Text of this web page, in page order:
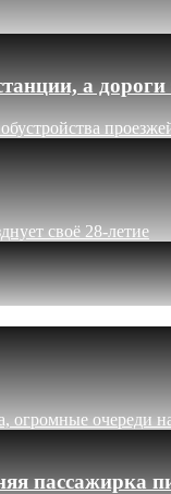
а дороги
своё 28-летие
огромные очереди
пассажирка